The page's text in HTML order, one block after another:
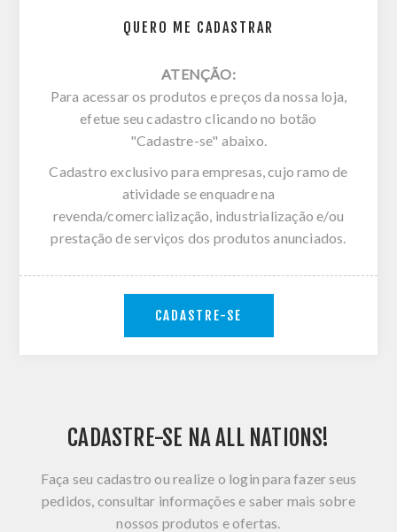
QUERO ME CADASTRAR
ATENÇÃO:
Para acessar os produtos e preços da nossa loja,
efetue seu cadastro clicando no botão
"Cadastre-se" abaixo.
Cadastro exclusivo para empresas, cujo ramo de
atividade se enquadre na
revenda/comercialização, industrialização e/ou
prestação de serviços dos produtos anunciados.
CADASTRE-SE
CADASTRE-SE NA ALL NATIONS!
Faça seu cadastro ou realize o login para fazer seus
pedidos, consultar informações e saber mais sobre
nossos produtos e ofertas.